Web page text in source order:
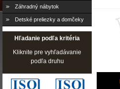
Záhradný nábytok
Detské preliezky a domčeky
Hľadanie podľa kritéria
Kliknite pre vyhľadávanie
podľa druhu